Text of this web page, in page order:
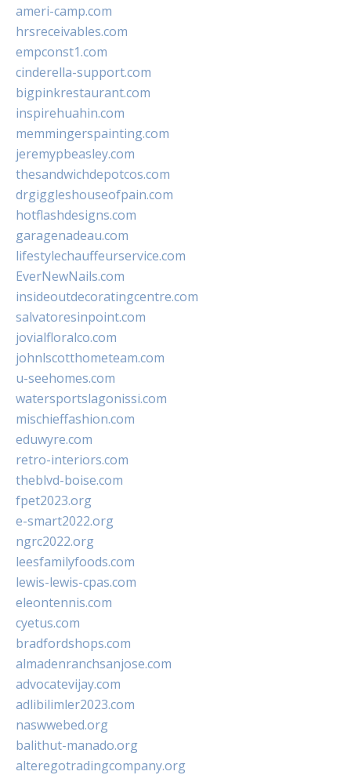
ameri-camp.com
hrsreceivables.com
empconst1.com
cinderella-support.com
bigpinkrestaurant.com
inspirehuahin.com
memmingerspainting.com
jeremypbeasley.com
thesandwichdepotcos.com
drgiggleshouseofpain.com
hotflashdesigns.com
garagenadeau.com
lifestylechauffeurservice.com
EverNewNails.com
insideoutdecoratingcentre.com
salvatoresinpoint.com
jovialfloralco.com
johnlscotthometeam.com
u-seehomes.com
watersportslagonissi.com
mischieffashion.com
eduwyre.com
retro-interiors.com
theblvd-boise.com
fpet2023.org
e-smart2022.org
ngrc2022.org
leesfamilyfoods.com
lewis-lewis-cpas.com
eleontennis.com
cyetus.com
bradfordshops.com
almadenranchsanjose.com
advocatevijay.com
adlibilimler2023.com
naswwebed.org
balithut-manado.org
alteregotradingcompany.org